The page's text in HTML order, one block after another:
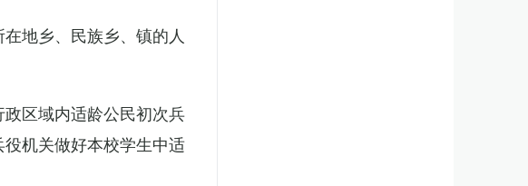
地乡、民族乡、镇的人
区域内适龄公民初次兵
机关做好本校学生中适